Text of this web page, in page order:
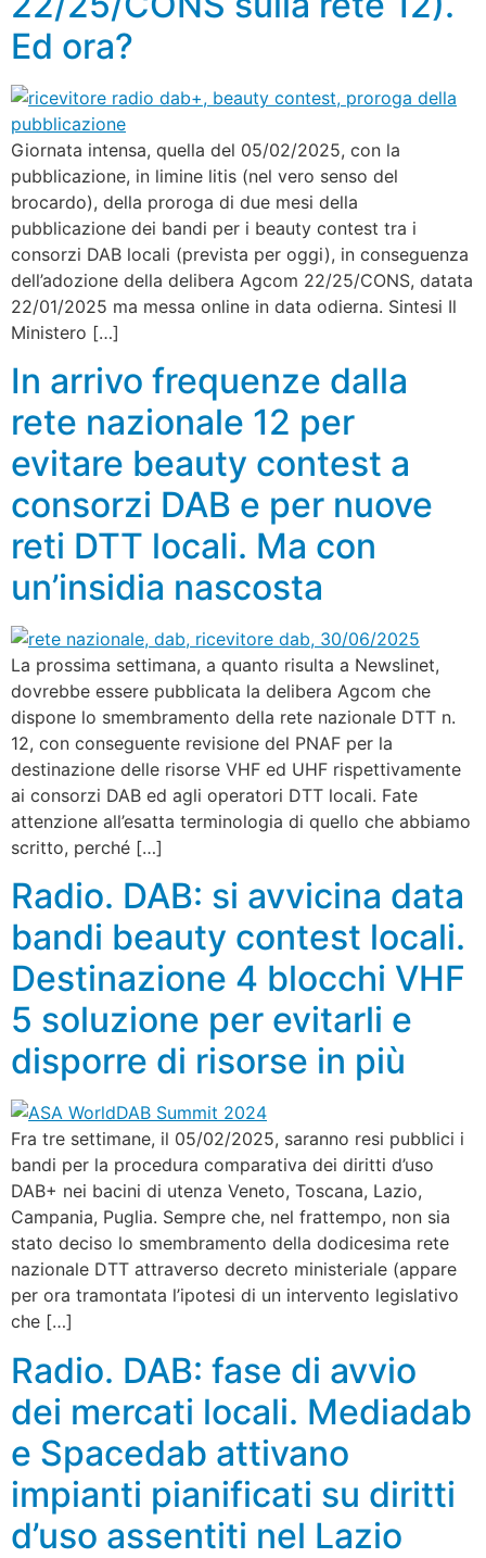
Ed ora?
Giornata intensa, quella del 05/02/2025, con la
pubblicazione, in limine litis (nel vero senso del
brocardo), della proroga di due mesi della
pubblicazione dei bandi per i beauty contest tra i
consorzi DAB locali (prevista per oggi), in conseguenza
dell’adozione della delibera Agcom 22/25/CONS, datata
22/01/2025 ma messa online in data odierna. Sintesi Il
Ministero […]
In arrivo frequenze dalla
rete nazionale 12 per
evitare beauty contest a
consorzi DAB e per nuove
reti DTT locali. Ma con
un’insidia nascosta
La prossima settimana, a quanto risulta a Newslinet,
dovrebbe essere pubblicata la delibera Agcom che
dispone lo smembramento della rete nazionale DTT n.
12, con conseguente revisione del PNAF per la
destinazione delle risorse VHF ed UHF rispettivamente
ai consorzi DAB ed agli operatori DTT locali. Fate
attenzione all’esatta terminologia di quello che abbiamo
scritto, perché […]
Radio. DAB: si avvicina data
bandi beauty contest locali.
Destinazione 4 blocchi VHF
5 soluzione per evitarli e
disporre di risorse in più
Fra tre settimane, il 05/02/2025, saranno resi pubblici i
bandi per la procedura comparativa dei diritti d’uso
DAB+ nei bacini di utenza Veneto, Toscana, Lazio,
Campania, Puglia. Sempre che, nel frattempo, non sia
stato deciso lo smembramento della dodicesima rete
nazionale DTT attraverso decreto ministeriale (appare
per ora tramontata l’ipotesi di un intervento legislativo
che […]
Radio. DAB: fase di avvio
dei mercati locali. Mediadab
e Spacedab attivano
impianti pianificati su diritti
d’uso assentiti nel Lazio